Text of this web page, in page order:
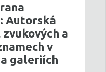
Autorská
a
v
galeriích